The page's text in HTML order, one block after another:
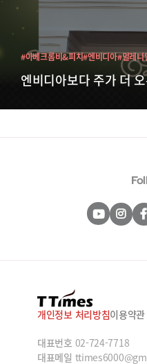
엔비디아보다 주가 더
#아베크롬비&피치#엔비디아#밀레니
개인정보 처리방침이용약관
대표번호 02-724-7718
대표메일